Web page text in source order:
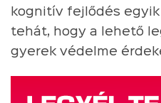
kognitív fejlődés
tehát, hogy a lehető
gyerek védelme